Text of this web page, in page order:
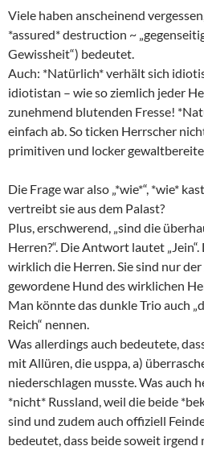
Viele haben anscheinend
*assured* destruction ~
Gewissheit“) bedeutet.
Auch: *Natürlich* verhält sich
idiotistan – wie so ziemlich jeder
zunehmend blutenden Fresse!
einfach ab. So ticken Herrscher
primitiven und locker
Die Frage war also „*wie*“, *wie*
vertreibt sie aus dem Palast?
Plus, erschwerend, „sind die
Herren?“. Die Antwort lautet
wirklich die Herren. Sie sind nur
gewordene Hund des wirklichen
Man könnte das dunkle Trio auch
Reich“ nennen.
Was allerdings auch bedeutete,
mit Allüren, die usppa, a)
niederschlagen musste. Was auch
*nicht* Russland, weil die beide
sind und zudem auch offiziell
bedeutet, dass beide soweit